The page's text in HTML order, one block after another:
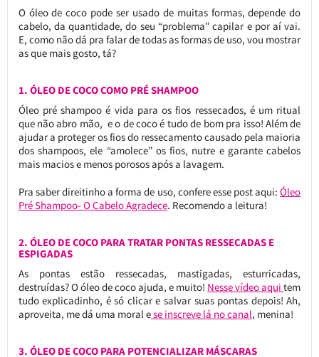
O óleo de coco pode ser usado de muitas formas, depende do
cabelo, da quantidade, do seu “problema” capilar e por aí vai.
E, como não dá pra falar de todas as formas de uso, vou mostrar
as que mais gosto, tá?
1. ÓLEO DE COCO COMO PRÉ SHAMPOO
Óleo pré shampoo é vida para os fios ressecados, é um ritual
que não abro mão, e o de coco é tudo de bom pra isso! Além de
ajudar a proteger os fios do ressecamento causado pela maioria
dos shampoos, ele “amolece” os fios, nutre e garante cabelos
mais macios e menos porosos após a lavagem.
Pra saber direitinho a forma de uso, confere esse post aqui:Óleo
Pré Shampoo- O Cabelo Agradece. Recomendo a leitura!
2. ÓLEO DE COCO PARA TRATAR PONTAS RESSECADAS E
ESPIGADAS
As pontas estão ressecadas, mastigadas, esturricadas,
destruídas? O óleo de coco ajuda, e muito! Nesse vídeo aquitem
tudo explicadinho, é só clicar e salvar suas pontas depois! Ah,
aproveita, me dá uma moral ese inscreve lá no canal, menina!
3. ÓLEO DE COCO PARA POTENCIALIZAR MÁSCARAS